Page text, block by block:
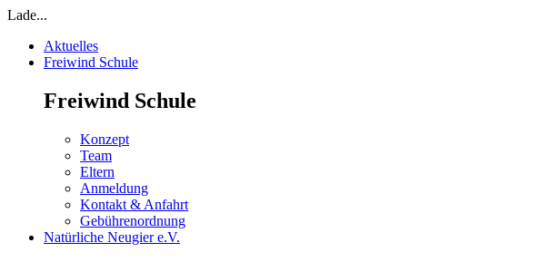
Lade...
Aktuelles
Freiwind Schule
Freiwind Schule
Konzept
Team
Eltern
Anmeldung
Kontakt & Anfahrt
Gebührenordnung
Natürliche Neugier e.V.